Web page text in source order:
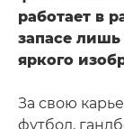
работает в
запасе
яркого
За свою
футбол,